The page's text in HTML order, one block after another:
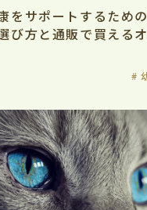
をサポートするため
び方と通販で買える
#